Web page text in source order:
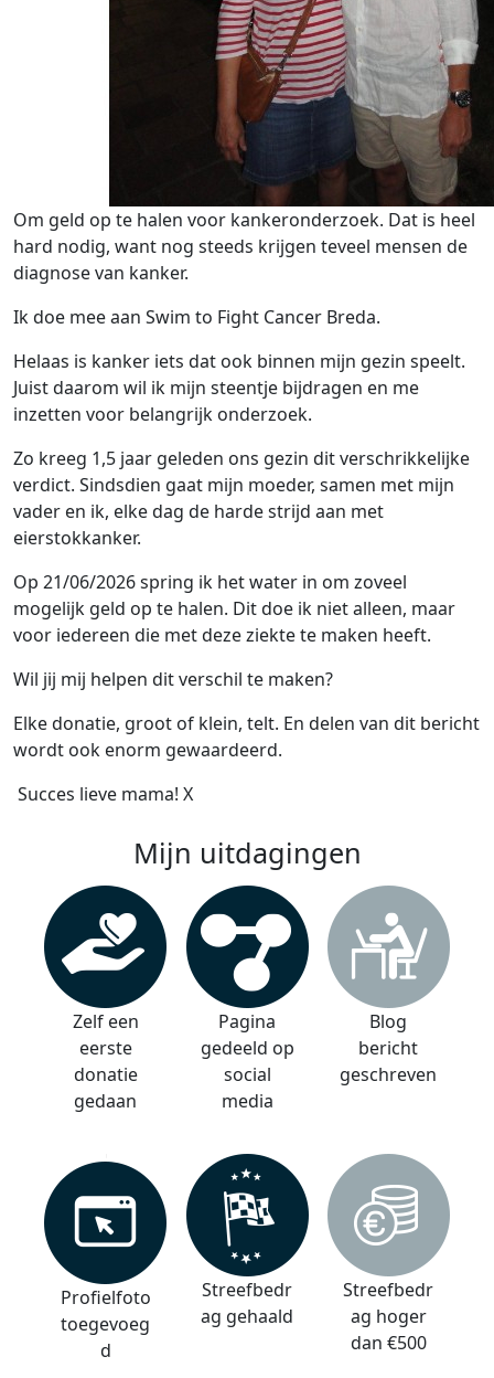
Om geld op te halen voor kankeronderzoek. Dat is heel
hard nodig, want nog steeds krijgen teveel mensen de
diagnose van kanker.
Ik doe mee aan Swim to Fight Cancer Breda.
Helaas is kanker iets dat ook binnen mijn gezin speelt.
Juist daarom wil ik mijn steentje bijdragen en me
inzetten voor belangrijk onderzoek.
Zo kreeg 1,5 jaar geleden ons gezin dit verschrikkelijke
verdict. Sindsdien gaat mijn moeder, samen met mijn
vader en ik, elke dag de harde strijd aan met
eierstokkanker.
Op 21/06/2026 spring ik het water in om zoveel
mogelijk geld op te halen. Dit doe ik niet alleen, maar
voor iedereen die met deze ziekte te maken heeft.
Wil jij mij helpen dit verschil te maken?
Elke donatie, groot of klein, telt. En delen van dit bericht
wordt ook enorm gewaardeerd.
Succes lieve mama! X
Mijn uitdagingen
Zelf een
eerste
donatie
gedaan
Pagina
gedeeld op
social
media
Blog
bericht
geschreven
Profielfoto
toegevoeg
d
Streefbedr
ag gehaald
Streefbedr
ag hoger
dan €500